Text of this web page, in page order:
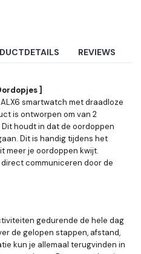
REVIEWS
]
smartwatch met draadloze
is ontworpen om van 2
houdt in dat de oordoppen
Dit is handig tijdens het
meer je oordoppen kwijt.
communiceren door de
gedurende de hele dag
de gelopen stappen, afstand,
kun je allemaal terugvinden in